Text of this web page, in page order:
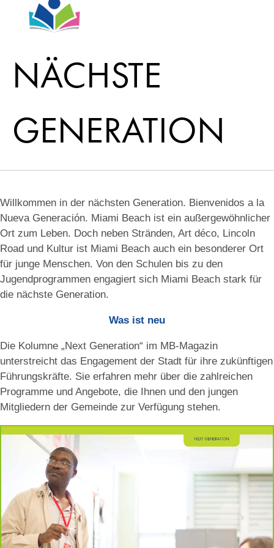
NÄCHSTE
GENERATION
Willkommen in der nächsten Generation. Bienvenidos a la
Nueva Generación. Miami Beach ist ein außergewöhnlicher
Ort zum Leben. Doch neben Stränden, Art déco, Lincoln
Road und Kultur ist Miami Beach auch ein besonderer Ort
für junge Menschen. Von den Schulen bis zu den
Jugendprogrammen engagiert sich Miami Beach stark für
die nächste Generation.
Was ist neu
Die Kolumne „Next Generation“ im MB-Magazin
unterstreicht das Engagement der Stadt für ihre zukünftigen
Führungskräfte. Sie erfahren mehr über die zahlreichen
Programme und Angebote, die Ihnen und den jungen
Mitgliedern der Gemeinde zur Verfügung stehen.